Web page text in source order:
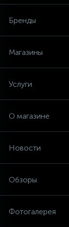
Бренды
Магазины
Услуги
О магазине
Новости
Обзоры
Фотогалерея